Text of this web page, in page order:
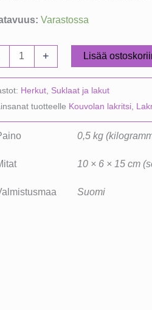
Varastossa
+ Lisää
Herkut, Suklaat ja lakut
tuotteelle Kouvolan lakritsi,
0,5 kg
10 × 6 × 15 cm
Suomi